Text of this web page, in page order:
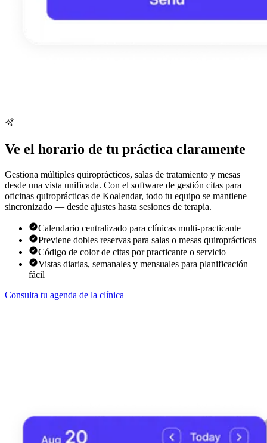
Ve el horario de tu práctica claramente
Gestiona múltiples quiroprácticos, salas de tratamiento y mesas
desde una vista unificada. Con el software de gestión citas para
oficinas quiroprácticas de Koalendar, todo tu equipo se mantiene
sincronizado — desde ajustes hasta sesiones de terapia.
Calendario centralizado para clínicas multi-practicante
Previene dobles reservas para salas o mesas quiroprácticas
Código de color de citas por practicante o servicio
Vistas diarias, semanales y mensuales para planificación
fácil
Consulta tu agenda de la clínica